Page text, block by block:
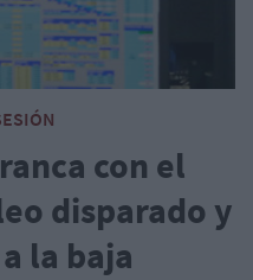
con el
disparado y
la baja